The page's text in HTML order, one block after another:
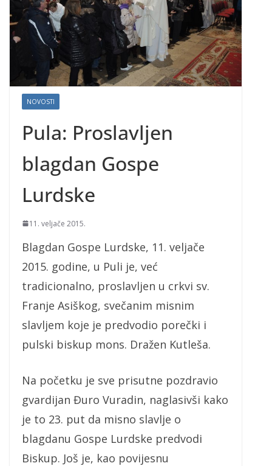
NOVOSTI
Pula: Proslavljen
blagdan Gospe
Lurdske
11. veljače 2015.
Blagdan Gospe Lurdske, 11. veljače
2015. godine, u Puli je, već
tradicionalno, proslavljen u crkvi sv.
Franje Asiškog, svečanim misnim
slavljem koje je predvodio porečki i
pulski biskup mons. Dražen Kutleša.
Na početku je sve prisutne pozdravio
gvardijan Đuro Vuradin, naglasivši kako
je to 23. put da misno slavlje o
blagdanu Gospe Lurdske predvodi
Biskup. Još je, kao povijesnu